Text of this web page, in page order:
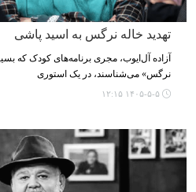
تهدید خاله نرگس به اسید پاشی
آزاده آل‌ایوب، مجری برنامه‌های کودک که
نرگس» می‌شناسند، در یک استوری